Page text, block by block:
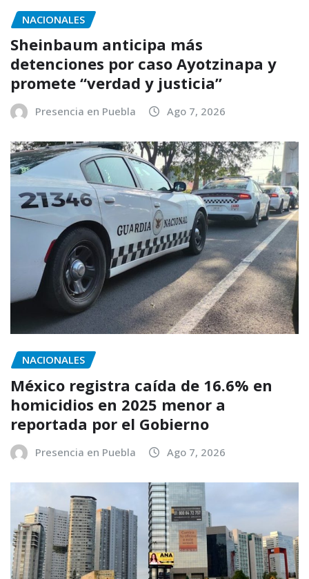
NACIONALES
Sheinbaum anticipa más
detenciones por caso Ayotzinapa y
promete “verdad y justicia”
Presencia en Puebla Ago 7, 2026
NACIONALES
México registra caída de 16.6% en
homicidios en 2025 menor a
reportada por el Gobierno
Presencia en Puebla Ago 7, 2026